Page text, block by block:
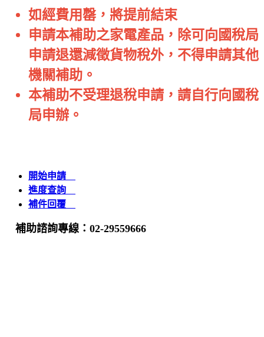
如經費用罄，將提前結束
申請本補助之家電產品，除可向國稅局
申請退還減徵貨物稅外，不得申請其他
機關補助。
本補助不受理退稅申請，請自行向國稅
局申辦。
開始申請
進度查詢
補件回覆
補助諮詢專線：02-29559666